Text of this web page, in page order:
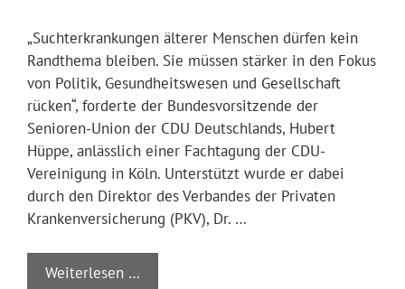
„Suchterkrankungen älterer Menschen dürfen kein
Randthema bleiben. Sie müssen stärker in den Fokus
von Politik, Gesundheitswesen und Gesellschaft
rücken“, forderte der Bundesvorsitzende der
Senioren-Union der CDU Deutschlands, Hubert
Hüppe, anlässlich einer Fachtagung der CDU-
Vereinigung in Köln. Unterstützt wurde er dabei
durch den Direktor des Verbandes der Privaten
Krankenversicherung (PKV), Dr. …
Weiterlesen …